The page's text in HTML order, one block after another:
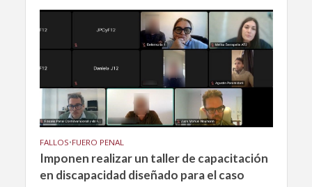
FALLOS•FUERO PENAL
Imponen realizar un taller de capacitación
en discapacidad diseñado para el caso